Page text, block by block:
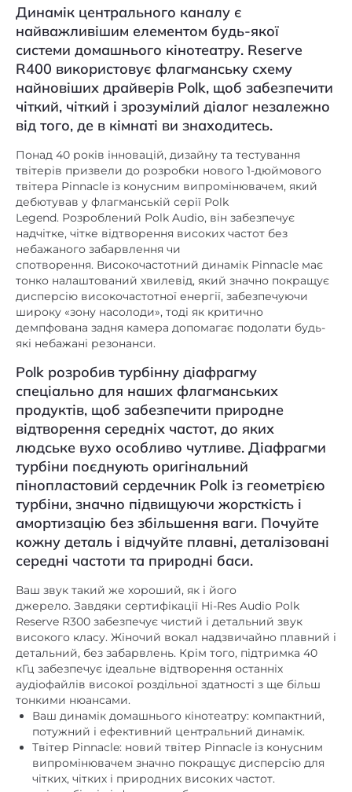
Підключення дротове
Потужність колонок, Вт 200
Потужність сабвуфера, Вт немає
AirPlay немає
немає
Ethernet немає
mini Jack 3,5 mm немає
NFC немає
TWS (бездротове стерео) немає
USB роз'єм немає
Wi-Fi немає
Автономність, год.
мАг)
Вбудований FM-приймач немає
Вбудований аудіоплеєр немає
Вбудований мікрофон немає
Діаметр НЧ дифузора,
дюйм
25, 5
Док-станція немає
Інтернет-радіо немає
Інші speaker in
Картрідер немає
Матеріал корпусу МДФ
Матеріал обробки шпон
Пиловологозахищений
корпус
Підсилювач немає
Пульт ДК немає
Динамік центрального каналу є
найважливішим елементом будь-якої
системи домашнього кінотеатру. Reserve
R400 використовує флагманську схему
найновіших драйверів Polk, щоб забезпечити
чіткий, чіткий і зрозумілий діалог незалежно
від того, де в кімнаті ви знаходитесь.
Понад 40 років інновацій, дизайну та тестування
твітерів призвели до розробки нового 1-дюймового
твітера Pinnacle із конусним випромінювачем, який
дебютував у флагманській серії Polk
Legend. Розроблений Polk Audio, він забезпечує
надчітке, чітке відтворення високих частот без
небажаного забарвлення чи
спотворення. Високочастотний динамік Pinnacle має
тонко налаштований хвилевід, який значно покращує
дисперсію високочастотної енергії, забезпечуючи
широку «зону насолоди», тоді як критично
демпфована задня камера допомагає подолати будь-
які небажані резонанси.
Polk розробив турбінну діафрагму
спеціально для наших флагманських
продуктів, щоб забезпечити природне
відтворення середніх частот, до яких
людське вухо особливо чутливе. Діафрагми
турбіни поєднують оригінальний
пінопластовий сердечник Polk із геометрією
турбіни, значно підвищуючи жорсткість і
амортизацію без збільшення ваги. Почуйте
кожну деталь і відчуйте плавні, деталізовані
середні частоти та природні баси.
Ваш звук такий же хороший, як і його
джерело. Завдяки сертифікації Hi-Res Audio Polk
Reserve R300 забезпечує чистий і детальний звук
високого класу. Жіночий вокал надзвичайно плавний і
детальний, без забарвлень. Крім того, підтримка 40
кГц забезпечує ідеальне відтворення останніх
аудіофайлів високої роздільної здатності з ще більш
тонкими нюансами.
Ваш динамік домашнього кінотеатру: компактний,
потужний і ефективний центральний динамік.
Твітер Pinnacle: новий твітер Pinnacle із конусним
випромінювачем значно покращує дисперсію для
чітких, чітких і природних високих частот.